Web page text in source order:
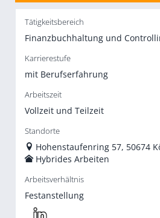
Tätigkeitsbereich
Finanzbuchhaltung und
Karrierestufe
mit Berufserfahrung
Arbeitszeit
Vollzeit und Teilzeit
Standorte
Hohenstaufenring 57, 50674
Hybrides Arbeiten
Arbeitsverhältnis
Festanstellung